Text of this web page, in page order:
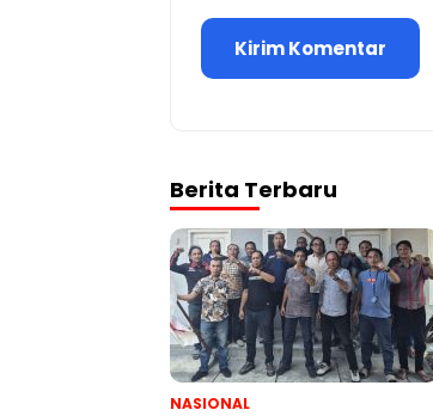
Berita Terbaru
NASIONAL